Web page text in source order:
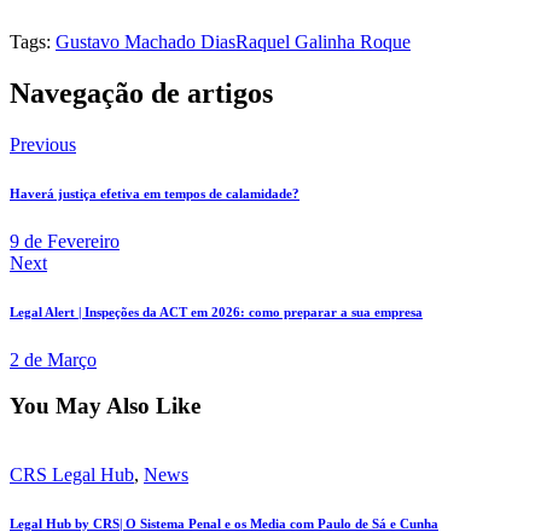
Tags: Gustavo Machado DiasRaquel Galinha Roque
Navegação de artigos
Previous
Haverá justiça efetiva em tempos de calamidade?
9 de Fevereiro
Next
Legal Alert | Inspeções da ACT em 2026: como preparar a sua empresa
2 de Março
You May Also Like
CRS Legal Hub, News
Legal Hub by CRS| O Sistema Penal e os Media com Paulo de Sá e Cunha